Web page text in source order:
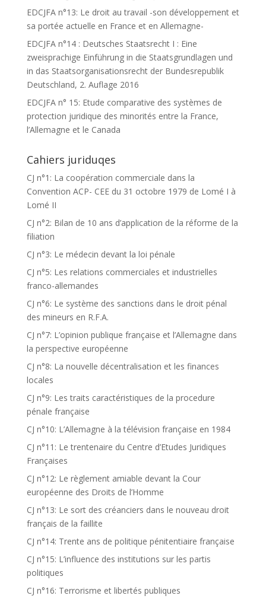
EDCJFA n°13: Le droit au travail -son développement et
sa portée actuelle en France et en Allemagne-
EDCJFA n°14 : Deutsches Staatsrecht I : Eine
zweisprachige Einführung in die Staatsgrundlagen und
in das Staatsorganisationsrecht der Bundesrepublik
Deutschland, 2. Auflage 2016
EDCJFA n° 15: Etude comparative des systèmes de
protection juridique des minorités entre la France,
l’Allemagne et le Canada
Cahiers juriduqes
CJ n°1: La coopération commerciale dans la
Convention ACP- CEE du 31 octobre 1979 de Lomé I à
Lomé II
CJ n°2: Bilan de 10 ans d’application de la réforme de la
filiation
CJ n°3: Le médecin devant la loi pénale
CJ n°5: Les relations commerciales et industrielles
franco-allemandes
CJ n°6: Le système des sanctions dans le droit pénal
des mineurs en R.F.A.
CJ n°7: L’opinion publique française et l’Allemagne dans
la perspective européenne
CJ n°8: La nouvelle décentralisation et les finances
locales
CJ n°9: Les traits caractéristiques de la procedure
pénale française
CJ n°10: L’Allemagne à la télévision française en 1984
CJ n°11: Le trentenaire du Centre d’Etudes Juridiques
Françaises
CJ n°12: Le règlement amiable devant la Cour
européenne des Droits de l’Homme
CJ n°13: Le sort des créanciers dans le nouveau droit
français de la faillite
CJ n°14: Trente ans de politique pénitentiaire française
CJ n°15: L’influence des institutions sur les partis
politiques
CJ n°16: Terrorisme et libertés publiques